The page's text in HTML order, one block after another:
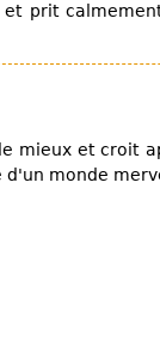
prit
mieux et croit
d'un monde